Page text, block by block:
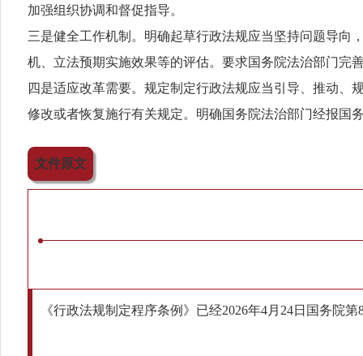
加强组织协调和督促指导。
三是健全工作机制。明确起草行政法规应当坚持问题导向
机、立法预期实施效果等的评估。要求国务院法治部门完
四是适应改革需要。规定制定行政法规应当引导、推动
修改或者恢复施行有关规定。明确国务院法治部门经报国
文件原文
《行政法规制定程序条例》已经2026年4月24日国务院